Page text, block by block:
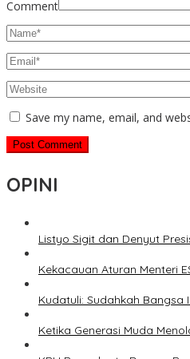
Comment
Save my name, email, and
OPINI
Listyo Sigit dan Denyut
Kekacauan Aturan Menteri
Kudatuli: Sudahkah
Ketika Generasi Muda